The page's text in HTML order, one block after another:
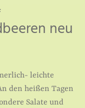
neu
leichte
den heißen Tagen
Salate und